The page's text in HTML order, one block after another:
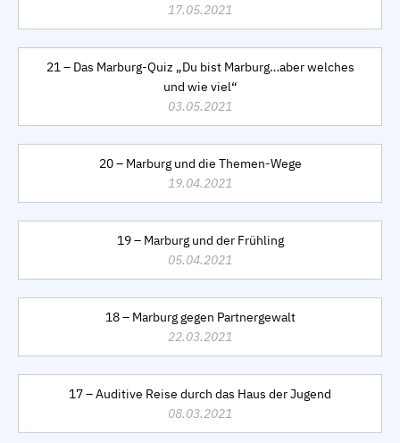
17.05.2021
21 – Das Marburg-Quiz „Du bist Marburg…aber welches
und wie viel“
03.05.2021
20 – Marburg und die Themen-Wege
19.04.2021
19 – Marburg und der Frühling
05.04.2021
18 – Marburg gegen Partnergewalt
22.03.2021
17 – Auditive Reise durch das Haus der Jugend
08.03.2021